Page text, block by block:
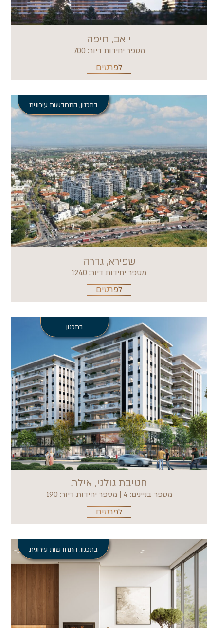
יואב, חיפה
מספר יחידות דיור: 700
לפרטים
בתכנון, התחדשות עירונית
שפירא, גדרה
מספר יחידות דיור: 1240
לפרטים
בתכנון
חטיבת גולני, אילת
מספר בניינים: 4 | מספר יחידות דיור: 190
לפרטים
בתכנון, התחדשות עירונית